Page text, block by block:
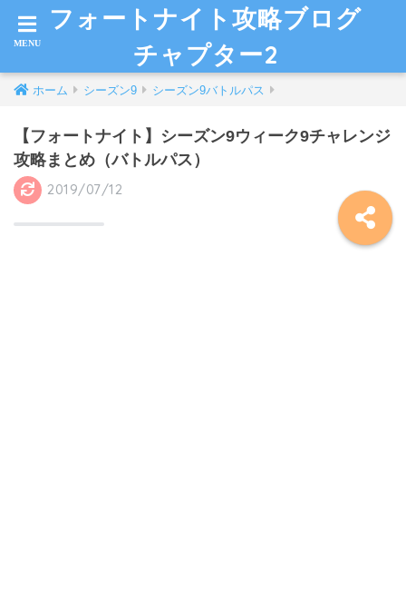
フォートナイト攻略ブログ
チャプター2
ホーム シーズン9 シーズン9バトルパス
【フォートナイト】シーズン9ウィーク9チャレンジ
攻略まとめ（バトルパス）
2019/07/12